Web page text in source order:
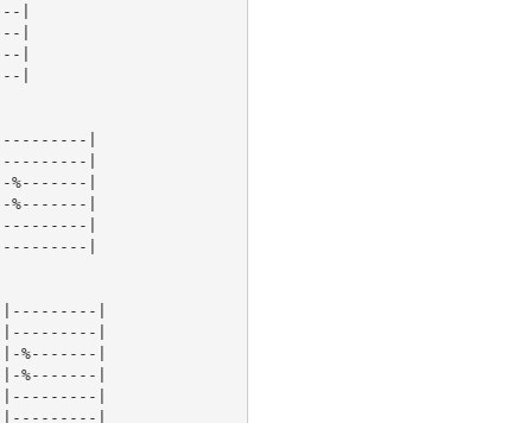
|
|
|
|
|
|
|
|
|
|
|
|
%-------|
%-------|
|
|